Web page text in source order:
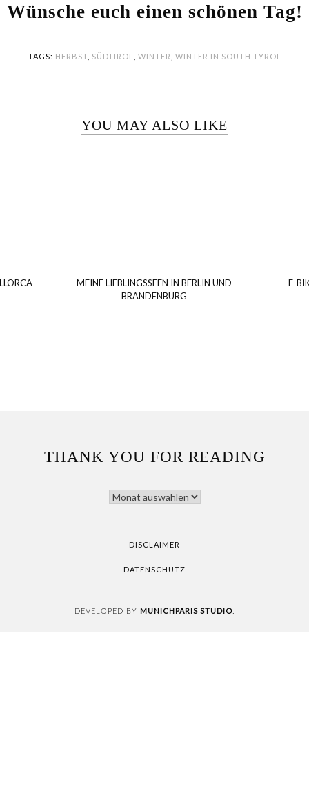
Wünsche euch einen schönen Tag!
TAGS: HERBST, SÜDTIROL WINTER WINTER IN SOUTH TYROL
YOU MAY ALSO LIKE
MEINE LIEBLINGSSEEN IN BERLIN UND
BRANDENBURG
E-
THANK YOU FOR READING
YOU
DISCLAIMER
DATENSCHUTZ
DEVELOPED BY MUNICHPARIS STUDIO.